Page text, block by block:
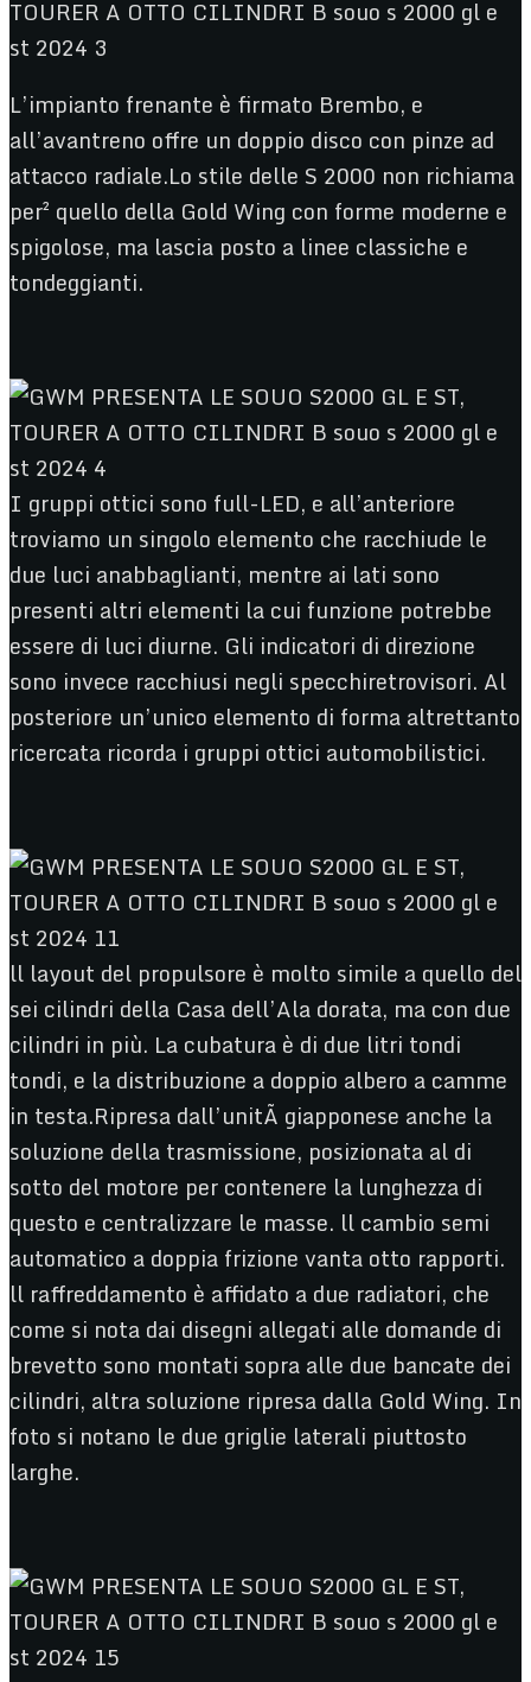
L’impianto frenante è firmato Brembo, e
all’avantreno offre un doppio disco con pinze ad
attacco radiale.Lo stile delle S 2000 non richiama
per² quello della Gold Wing con forme moderne e
spigolose, ma lascia posto a linee classiche e
tondeggianti.
I gruppi ottici sono full-LED, e all’anteriore
troviamo un singolo elemento che racchiude le
due luci anabbaglianti, mentre ai lati sono
presenti altri elementi la cui funzione potrebbe
essere di luci diurne. Gli indicatori di direzione
sono invece racchiusi negli specchiretrovisori. Al
posteriore un’unico elemento di forma altrettanto
ricercata ricorda i gruppi ottici automobilistici.
ll layout del propulsore è molto simile a quello del
sei cilindri della Casa dell’Ala dorata, ma con due
cilindri in più. La cubatura è di due litri tondi
tondi, e la distribuzione a doppio albero a camme
in testa.Ripresa dall’unitÃ giapponese anche la
soluzione della trasmissione, posizionata al di
sotto del motore per contenere la lunghezza di
questo e centralizzare le masse. ll cambio semi
automatico a doppia frizione vanta otto rapporti.
ll raffreddamento è affidato a due radiatori, che
come si nota dai disegni allegati alle domande di
brevetto sono montati sopra alle due bancate dei
cilindri, altra soluzione ripresa dalla Gold Wing. In
foto si notano le due griglie laterali piuttosto
larghe.